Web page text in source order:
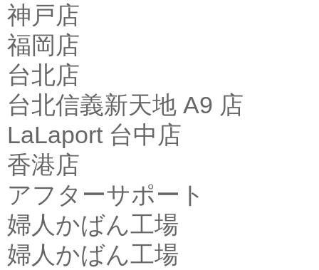
神戸店
福岡店
台北店
台北信義新天地 A9 店
LaLaport 台中店
香港店
アフターサポート
婦人かばん工場
婦人かばん工場